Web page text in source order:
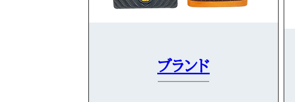
ブランド